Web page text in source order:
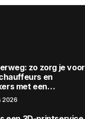
zo zorg je voor
en
met een
2026